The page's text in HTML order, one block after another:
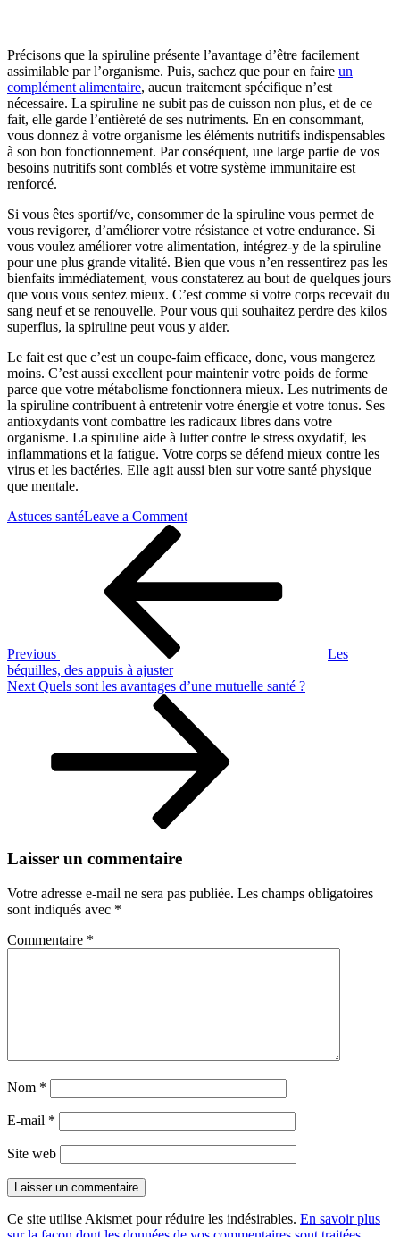
Précisons que la spiruline présente l’avantage d’être facilement
assimilable par l’organisme. Puis, sachez que pour en faire un
complément alimentaire, aucun traitement spécifique n’est
nécessaire. La spiruline ne subit pas de cuisson non plus, et de ce
fait, elle garde l’entièreté de ses nutriments. En en consommant,
vous donnez à votre organisme les éléments nutritifs indispensables
à son bon fonctionnement. Par conséquent, une large partie de vos
besoins nutritifs sont comblés et votre système immunitaire est
renforcé.
Si vous êtes sportif/ve, consommer de la spiruline vous permet de
vous revigorer, d’améliorer votre résistance et votre endurance. Si
vous voulez améliorer votre alimentation, intégrez-y de la spiruline
pour une plus grande vitalité. Bien que vous n’en ressentirez pas les
bienfaits immédiatement, vous constaterez au bout de quelques jours
que vous vous sentez mieux. C’est comme si votre corps recevait du
sang neuf et se renouvelle. Pour vous qui souhaitez perdre des kilos
superflus, la spiruline peut vous y aider.
Le fait est que c’est un coupe-faim efficace, donc, vous mangerez
moins. C’est aussi excellent pour maintenir votre poids de forme
parce que votre métabolisme fonctionnera mieux. Les nutriments de
la spiruline contribuent à entretenir votre énergie et votre tonus. Ses
antioxydants vont combattre les radicaux libres dans votre
organisme. La spiruline aide à lutter contre le stress oxydatif, les
inflammations et la fatigue. Votre corps se défend mieux contre les
virus et les bactéries. Elle agit aussi bien sur votre santé physique
que mentale.
Astuces santéLeave a Commenton
apporter
Previous
Les
béquilles, des appuis à ajuster
Next
Next Quels sont les avantages d’une mutuelle santé ?
Laisser un commentaire
Votre adresse e-mail ne sera pas publiée. Les champs obligatoires
sont indiqués avec *
Commentaire *
Nom *
E-mail *
Site web
Ce site utilise Akismet pour réduire les indésirables. En savoir plus